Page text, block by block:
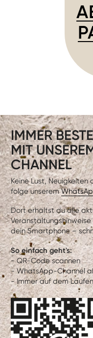
IMMER
MIT
CHANNEL
Keine Lust, Neuigkeiten
folge unserem
Dort erhältst du alle
dein Smartphone –
So einfach geht's:
- QR-Code scannen
- WhatsApp-Channel
- Immer auf dem